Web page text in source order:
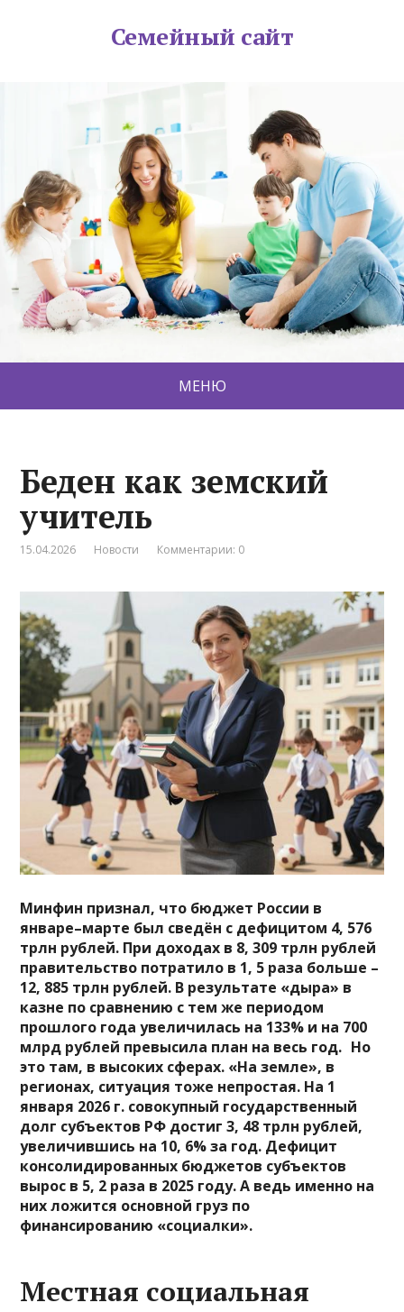
Семейный сайт
МЕНЮ
Беден как земский
учитель
15.04.2026 Новости Комментарии: 0
Минфин признал, что бюджет России в
январе–марте был сведён с дефицитом 4, 576
трлн рублей. При доходах в 8, 309 трлн рублей
правительство потратило в 1, 5 раза больше –
12, 885 трлн рублей. В результате «дыра» в
казне по сравнению с тем же периодом
прошлого года увеличилась на 133% и на 700
млрд рублей превысила план на весь год. Но
это там, в высоких сферах. «На земле», в
регионах, ситуация тоже непростая. На 1
января 2026 г. совокупный государственный
долг субъектов РФ достиг 3, 48 трлн рублей,
увеличившись на 10, 6% за год. Дефицит
консолидированных бюджетов субъектов
вырос в 5, 2 раза в 2025 году. А ведь именно на
них ложится основной груз по
финансированию «социалки».
Местная социальная